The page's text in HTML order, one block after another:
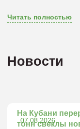
Читать полностью
Новости
07.08.2026
На Кубани
тонн свеклы